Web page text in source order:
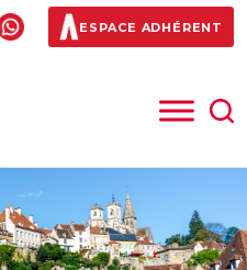
ESPACE ADHÉRENT